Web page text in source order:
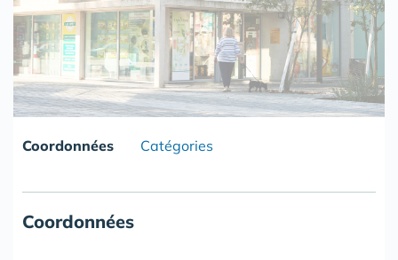
Coordonnées Catégories
Coordonnées